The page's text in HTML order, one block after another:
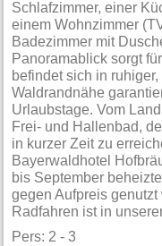
Schlafzimmer, einer
einem Wohnzimmer
Badezimmer mit
Panoramablick sorgt
befindet sich in
Waldrandnähe
Urlaubstage. Vom
Frei- und Hallenbad,
in kurzer Zeit zu
Bayerwaldhotel
bis September
gegen Aufpreis
Radfahren ist in
Pers: 2 - 3